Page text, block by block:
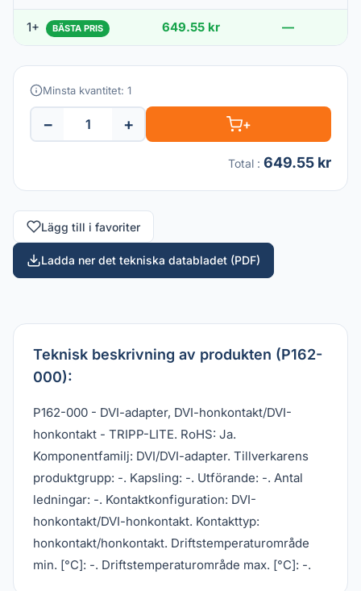
1+ BÄSTA PRIS 649.55 kr —
Minsta kvantitet: 1
− + +
Total : 649.55 kr
Lägg till i favoriter
Ladda ner det tekniska databladet (PDF)
Teknisk beskrivning av produkten (P162-
000):
P162-000 - DVI-adapter, DVI-honkontakt/DVI-
honkontakt - TRIPP-LITE. RoHS: Ja.
Komponentfamilj: DVI/DVI-adapter. Tillverkarens
produktgrupp: -. Kapsling: -. Utförande: -. Antal
ledningar: -. Kontaktkonfiguration: DVI-
honkontakt/DVI-honkontakt. Kontakttyp:
honkontakt/honkontakt. Driftstemperaturområde
min. [°C]: -. Driftstemperaturområde max. [°C]: -.